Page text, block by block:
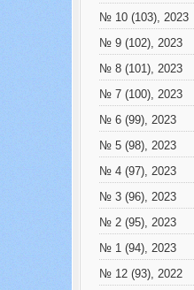
№ 10 (103), 2023
№ 9 (102), 2023
№ 8 (101), 2023
№ 7 (100), 2023
№ 6 (99), 2023
№ 5 (98), 2023
№ 4 (97), 2023
№ 3 (96), 2023
№ 2 (95), 2023
№ 1 (94), 2023
№ 12 (93), 2022